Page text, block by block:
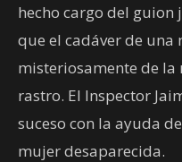
hecho cargo del guion
que el cadáver de una
misteriosamente de
rastro. El Inspector
suceso con la ayuda
mujer desaparecida.